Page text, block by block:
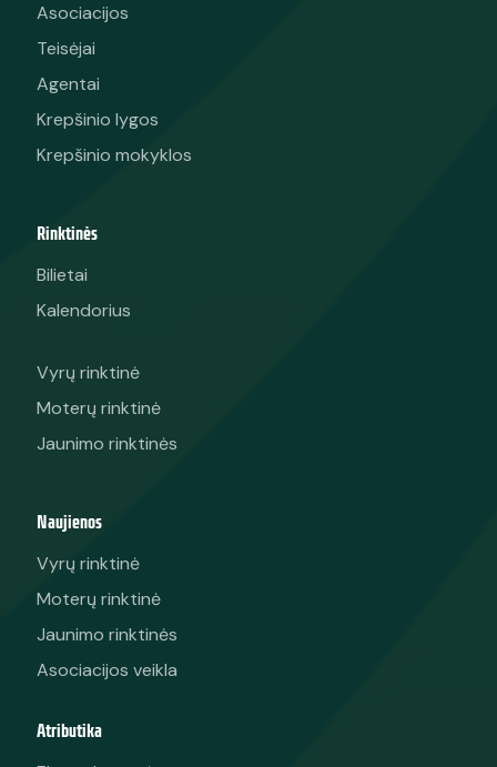
Asociacijos
Teisėjai
Agentai
Krepšinio lygos
Krepšinio mokyklos
Rinktinės
Bilietai
Kalendorius
Vyrų rinktinė
Moterų rinktinė
Jaunimo rinktinės
Naujienos
Vyrų rinktinė
Moterų rinktinė
Jaunimo rinktinės
Asociacijos veikla
Atributika